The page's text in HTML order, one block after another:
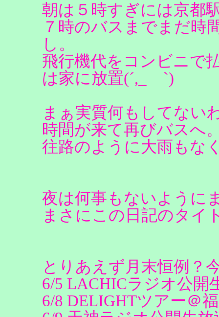
朝は５時すぎには京都
７時のバスまでまだ時
し。
飛行機代をコンビニで
は家に放置(´,_ゝ`)
まぁ実質何もしてない
時間が来て再びバスへ
往路のように大雨もな
夜は何事もないように
まさにこの日記のタイ
とりあえず月末恒例？
6/5 LACHICラジオ公開
6/8 DELIGHTツアー＠